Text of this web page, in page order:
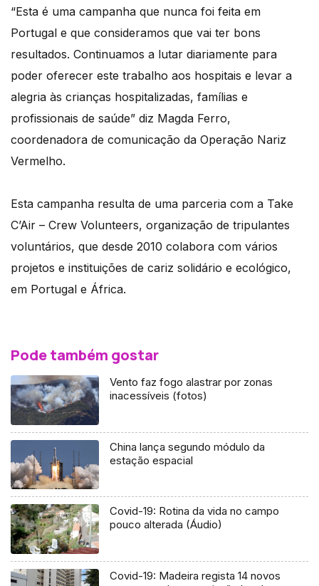
“Esta é uma campanha que nunca foi feita em
Portugal e que consideramos que vai ter bons
resultados. Continuamos a lutar diariamente para
poder oferecer este trabalho aos hospitais e levar a
alegria às crianças hospitalizadas, famílias e
profissionais de saúde” diz Magda Ferro,
coordenadora de comunicação da Operação Nariz
Vermelho.
Esta campanha resulta de uma parceria com a Take
C’Air – Crew Volunteers, organização de tripulantes
voluntários, que desde 2010 colabora com vários
projetos e instituições de cariz solidário e ecológico,
em Portugal e África.
Pode também gostar
Vento faz fogo alastrar por zonas
inacessíveis (fotos)
China lança segundo módulo da
estação espacial
Covid-19: Rotina da vida no campo
pouco alterada (Áudio)
Covid-19: Madeira regista 14 novos